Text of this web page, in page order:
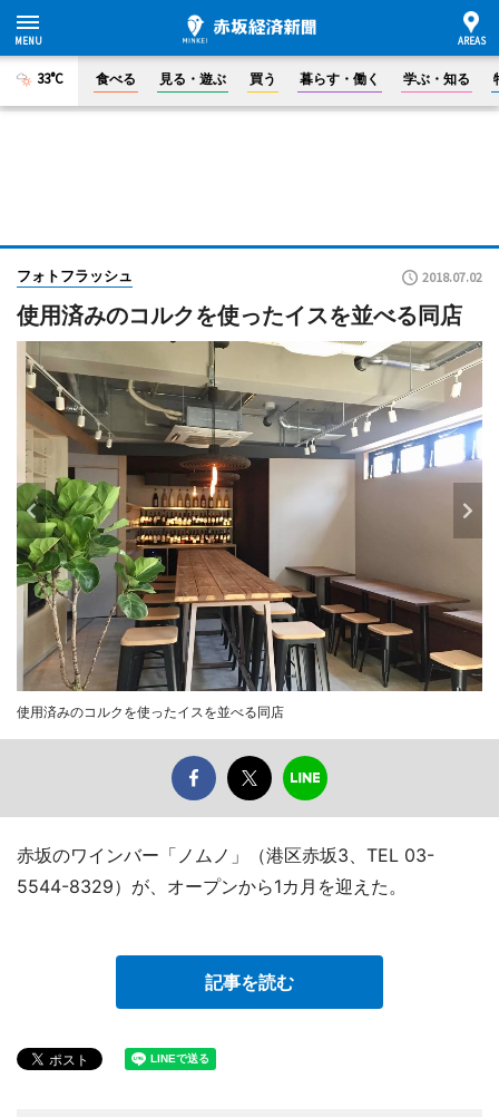
33°C 食べる 見る・遊ぶ 買う 暮らす・働く 学ぶ・知る
フォトフラッシュ 2018.07.02
使用済みのコルクを使ったイスを並べる同店
使用済みのコルクを使ったイスを並べる同店
赤坂のワインバー「ノムノ」（港区赤坂3、TEL 03-
5544-8329）が、オープンから1カ月を迎えた。
記事を読む